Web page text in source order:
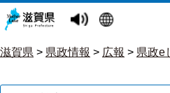
滋賀県 > 県政情報 > 広報 > 県政e